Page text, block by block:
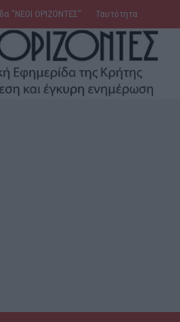
‘’ΝΕΟΙ ΟΡΙΖΟΝΤΕΣ’’ Ταυτότητα